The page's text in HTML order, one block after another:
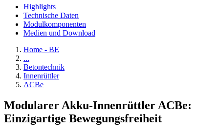
Highlights
Technische Daten
Modulkomponenten
Medien und Download
Home - BE
...
Betontechnik
Innenrüttler
ACBe
Modularer Akku-Innenrüttler ACBe:
Einzigartige Bewegungsfreiheit